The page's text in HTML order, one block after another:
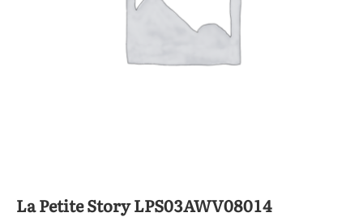
La Petite Story LPS03AWV08014